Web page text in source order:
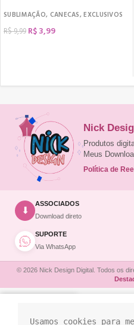
SUBLIMAÇÃO, CANECAS,EXCLUSIVOS
R$9,99 R$3,99
Nick
Produtos
Meus
Política de
⬇
ASSOCIADOS
Download direto
SUPORTE
Via WhatsApp
© 2026 Nick Design Digital. Todos os
Usamos cookies para
desejos
Minha conta
Área de Membro
CanvaPlanos
Área de Membro